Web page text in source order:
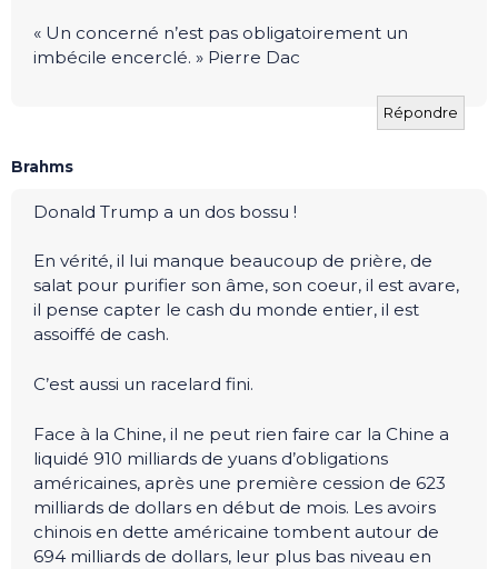
« Un concerné n’est pas obligatoirement un
imbécile encerclé. » Pierre Dac
Répondre
Brahms
Donald Trump a un dos bossu !
En vérité, il lui manque beaucoup de prière, de
salat pour purifier son âme, son coeur, il est avare,
il pense capter le cash du monde entier, il est
assoiffé de cash.
C’est aussi un racelard fini.
Face à la Chine, il ne peut rien faire car la Chine a
liquidé 910 milliards de yuans d’obligations
américaines, après une première cession de 623
milliards de dollars en début de mois. Les avoirs
chinois en dette américaine tombent autour de
694 milliards de dollars, leur plus bas niveau en